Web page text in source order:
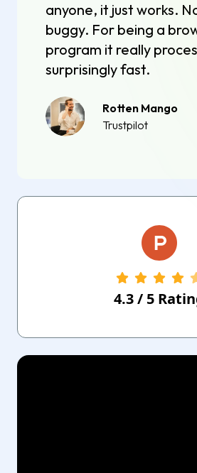
anyone, it just works.
buggy. For being a
program it really
surprisingly fast.
Rotten Mango
Trustpilot
4.3/ 5